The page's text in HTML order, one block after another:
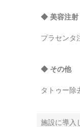
◆ 美容注射
プラセンタ
◆ その他
タトゥー除
施設に導入